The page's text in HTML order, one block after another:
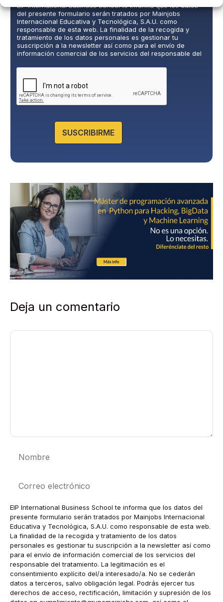
í
t
i
c
a
d
e
v
EIP International Business School te informa que los datos
del presente formulario serán tratados por Mainjobs
Internacional Educativa y Tecnológica, S.A.U. como
responsable de esta web. La finalidad de la recogida y
tratamiento de los datos personales es gestionar tu
suscripción a la newsletter así como para el envío de
información comercial de los servicios del responsable del
del/a interesado/a. No se cederán datos a terceros, salvo
obligación legal. Podrás ejercer tus derechos de acceso,
rectificación, limitación y supresión de los datos en
cumplimiento@grupomainjobs.com
, así como el derecho a
presentar una reclamación ante la autoridad de control.
encontrarás en nuestra página web.
SUSCRIBIRME
Deja un comentario
Comentario
electrónico
EIP International Business School te informa que los datos del
presente formulario serán tratados por Mainjobs Internacional
Educativa y Tecnológica, S.A.U. como responsable de esta web.
La finalidad de la recogida y tratamiento de los datos
personales es gestionar tu suscripción a la newsletter así como
para el envío de información comercial de los servicios del
responsable del tratamiento. La legitimación es el
consentimiento explícito del/a interesado/a. No se cederán
datos a terceros, salvo obligación legal. Podrás ejercer tus
derechos de acceso, rectificación, limitación y supresión de los